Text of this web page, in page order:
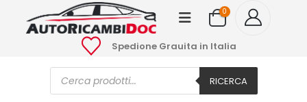
0
Spedione Grauita in Italia
Ricerca
prodotti RICERCA